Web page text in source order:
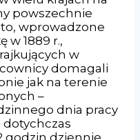
powszechnie
to, wprowadzone
w 1889 r.,
w
domagali
jak na terenie
–
dnia pracy
godzin dziennie.